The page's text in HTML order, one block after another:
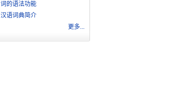
词的语法功能
汉语词典简介
更多...